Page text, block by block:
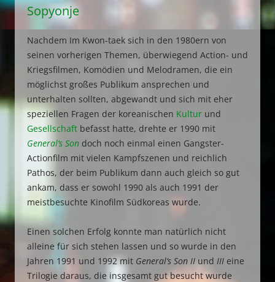
Sopyonje
Nachdem Im Kwon-taek sich in den 1980ern von
seinen vorherigen Themen, überwiegend Action- und
Kriegsfilmen, Komödien und Melodramen, die ein
möglichst großes Publikum ansprechen und
unterhalten sollten, abgewandt und sich mit eher
speziellen Fragen der koreanischen Kultur und
Gesellschaft befasst hatte, drehte er 1990 mit
General‘s Son doch noch einmal einen Gangster-
Actionfilm mit vielen Kampfszenen und reichlich
Pathos, der beim Publikum dann auch gleich so gut
ankam, dass er sowohl 1990 als auch 1991 der
meistbesuchte Kinofilm Südkoreas wurde.
Einen solchen Erfolg konnte man natürlich nicht
alleine für sich stehen lassen und so wurde in den
Jahren 1991 und 1992 mit General‘s Son II und III eine
Trilogie daraus, die insgesamt gut besucht wurde